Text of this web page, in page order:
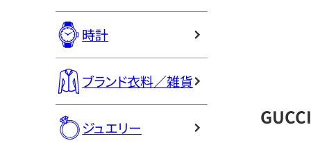
時計
ブランド衣料／雑貨
ジュエリー